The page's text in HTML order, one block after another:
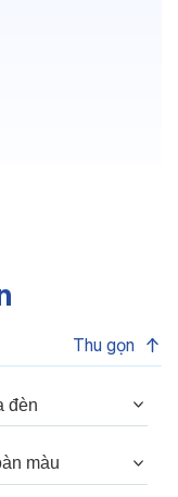
3500K,
38°, 24°
Thu gọn
đèn
màu